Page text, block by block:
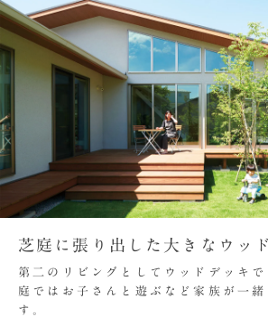
芝庭に張り出した大きなウッ
第二のリビングとしてウッドデッキで
庭ではお子さんと遊ぶなど家族が一
す。